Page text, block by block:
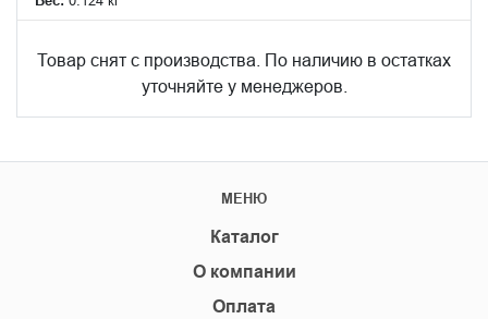
Товар снят с производства. По наличию в остатках
уточняйте у менеджеров.
МЕНЮ
Каталог
О компании
Оплата